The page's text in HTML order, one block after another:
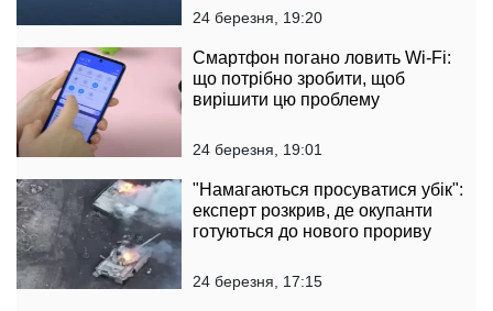
24 березня, 19:20
Смартфон погано ловить Wi-Fi:
що потрібно зробити, щоб
вирішити цю проблему
24 березня, 19:01
"Намагаються просуватися убік":
експерт розкрив, де окупанти
готуються до нового прориву
24 березня, 17:15